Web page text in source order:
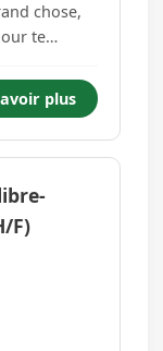
chose,
te
pour
(f/h).
plus
F)